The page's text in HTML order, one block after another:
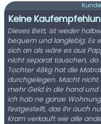
Keine
Dieses Bett, ist weder
bequem und langlebig. Es
sich an als wäre es aus
nicht separat tauschen, da
Tochter 48kg hat die
durchgelegen. Macht nicht
mehr Geld in die hand
ich hab ne ganze
festgestellt, das ihr auch
Kram verkauft wie alle